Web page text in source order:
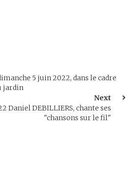
5 juin 2022, dans le cadre
jardin
Next
Daniel DEBILLIERS, chante ses
"chansons sur le fil"